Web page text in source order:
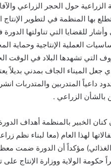
الزراعية حول الحجر الزراعي
ظلت تطلع بها المنظمة في لتطوير
وأشار للقضايا التي تناولتها
العملية الإنتاجية وحماية
التي تشهدها البلاد في الوقت
جعل الميناء الجاف بمدني بديلاً
داعياً المتدربين والمتدربات
بالشأن الزراعي .
الخبير بالمنظمة أهداف
لهذا العام (معا لبناء نظم
مؤكداً أن الدورة ضمت
حكومة الولاية ووزارة الإنتاج